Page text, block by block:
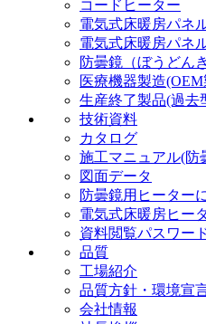
コードヒーター
電気式床暖房パネ
電気式床暖房パネ
防曇鏡（ぼうどん
医療機器製造
生産終了製品(過去
技術資料
カタログ
施工マニュアル(防
図面データ
防曇鏡用ヒーター
電気式床暖房ヒー
資料閲覧パスワー
品質
工場紹介
品質方針・環境宣
会社情報